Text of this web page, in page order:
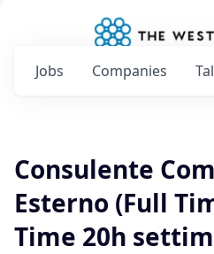
Jobs Companies
Consulente
Esterno (Full
Time 20h